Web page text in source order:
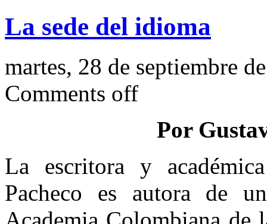
La sede del idioma
martes, 28 de septiembre
Comments off
Por
La escritora y
Pacheco es autora de